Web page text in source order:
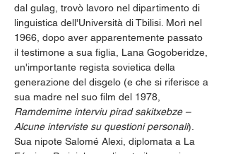
dal gulag, trovò lavoro nel dipartimento di
linguistica dell'Università di Tbilisi. Morì nel
1966, dopo aver apparentemente passato
il testimone a sua figlia, Lana Gogoberidze,
un'importante regista sovietica della
generazione del disgelo (e che si riferisce a
sua madre nel suo film del 1978,
Ramdemime interviu pirad sakitxebze –
Alcune interviste su questioni personali).
Sua nipote Salomé Alexi, diplomata a La